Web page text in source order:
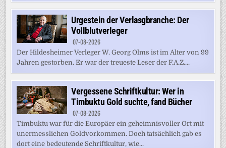
Urgestein der Verlasgbranche: Der
Vollblutverleger
07-08-2026
Der Hildesheimer Verleger W. Georg Olms ist im Alter von 99
Jahren gestorben. Er war der treueste Leser der F.A.Z....
Vergessene Schriftkultur: Wer in
Timbuktu Gold suchte, fand Bücher
07-08-2026
Timbuktu war für die Europäer ein geheimnisvoller Ort mit
unermesslichen Goldvorkommen. Doch tatsächlich gab es
dort eine bedeutende Schriftkultur, wie...